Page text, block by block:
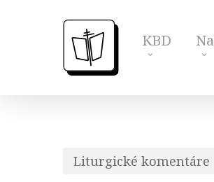
KBD
Liturgické komentáre